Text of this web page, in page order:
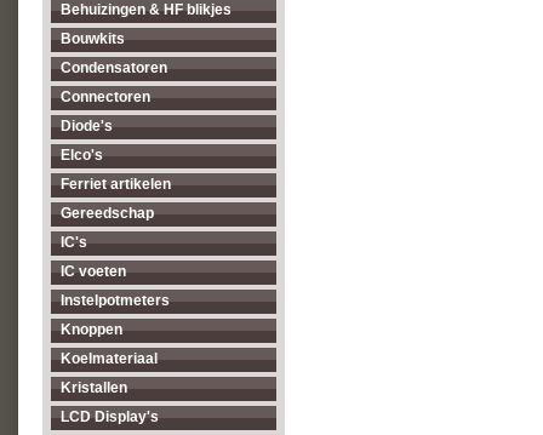
Behuizingen & HF blikjes
Bouwkits
Condensatoren
Connectoren
Diode's
Elco's
Ferriet artikelen
Gereedschap
IC's
IC voeten
Instelpotmeters
Knoppen
Koelmateriaal
Kristallen
LCD Display's